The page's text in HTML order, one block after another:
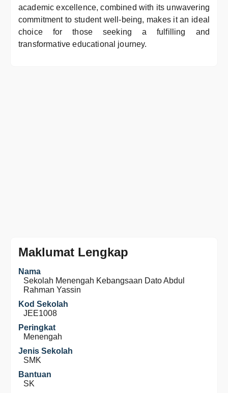
academic excellence, combined with its unwavering
commitment to student well-being, makes it an ideal
choice for those seeking a fulfilling and
transformative educational journey.
Maklumat Lengkap
Nama
Sekolah Menengah Kebangsaan Dato Abdul
Rahman Yassin
Kod Sekolah
JEE1008
Peringkat
Menengah
Jenis Sekolah
SMK
Bantuan
SK